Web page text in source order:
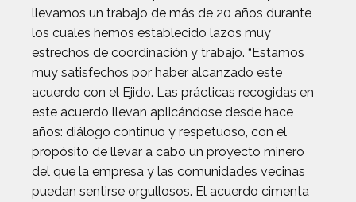
llevamos un trabajo de más de 20 años durante
los cuales hemos establecido lazos muy
estrechos de coordinación y trabajo. “Estamos
muy satisfechos por haber alcanzado este
acuerdo con el Ejido. Las prácticas recogidas en
este acuerdo llevan aplicándose desde hace
años: diálogo continuo y respetuoso, con el
propósito de llevar a cabo un proyecto minero
del que la empresa y las comunidades vecinas
puedan sentirse orgullosos. El acuerdo cimenta